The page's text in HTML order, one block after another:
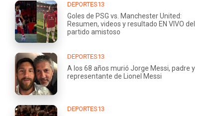
DEPORTES13
Goles de PSG vs. Manchester United:
Resumen, videos y resultado EN VIVO del
partido amistoso
DEPORTES13
A los 68 años murió Jorge Messi, padre y
representante de Lionel Messi
DEPORTES13